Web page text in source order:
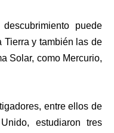
descubrimiento puede
Tierra y también las de
Solar, como Mercurio,
entre ellos de
, estudiaron tres